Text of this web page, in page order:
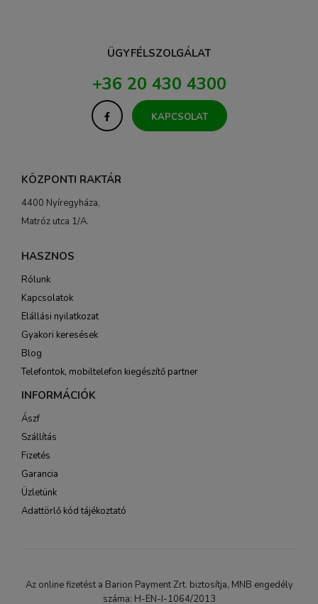
ÜGYFÉLSZOLGÁLAT
+36 20 430 4300
KAPCSOLAT
KÖZPONTI RAKTÁR
4400 Nyíregyháza,
Matróz utca 1/A.
HASZNOS
Rólunk
Kapcsolatok
Elállási nyilatkozat
Gyakori keresések
Blog
Telefontok, mobiltelefon kiegészítő partner
INFORMÁCIÓK
Ászf
Szállítás
Fizetés
Garancia
Üzletünk
Adattörlő kód tájékoztató
Az online fizetést a Barion Payment Zrt. biztosítja, MNB engedély
száma: H-EN-I-1064/2013